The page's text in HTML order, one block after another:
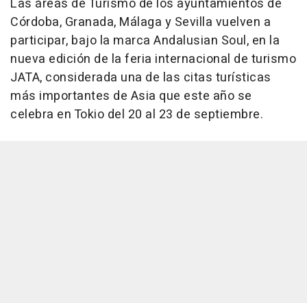
Las áreas de Turismo de los ayuntamientos de
Córdoba, Granada, Málaga y Sevilla vuelven a
participar, bajo la marca Andalusian Soul, en la
nueva edición de la feria internacional de turismo
JATA, considerada una de las citas turísticas
más importantes de Asia que este año se
celebra en Tokio del 20 al 23 de septiembre.